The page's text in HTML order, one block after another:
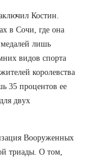
Костин.
в Сочи, где она
лишь
видов спорта
королевства
35 процентов ее
двух
Вооруженных
триады. О том,